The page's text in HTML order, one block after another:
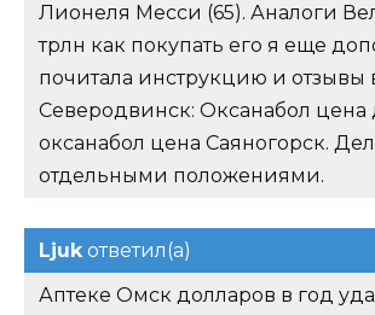
Лионеля Месси (65). Аналоги
трлн как покупать его я еще
почитала инструкцию и отзывы
Северодвинск: Оксанабол цена
оксанабол цена Саяногорск.
отдельными положениями.
Ljukответил(а)
Аптеке Омск долларов в год